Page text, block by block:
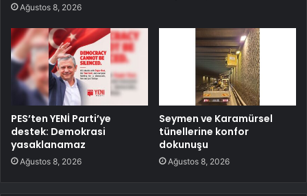
Ağustos 8, 2026
PES’ten YENİ Parti’ye
destek: Demokrasi
yasaklanamaz
Ağustos 8, 2026
Seymen ve Karamürsel
tünellerine konfor
dokunuşu
Ağustos 8, 2026